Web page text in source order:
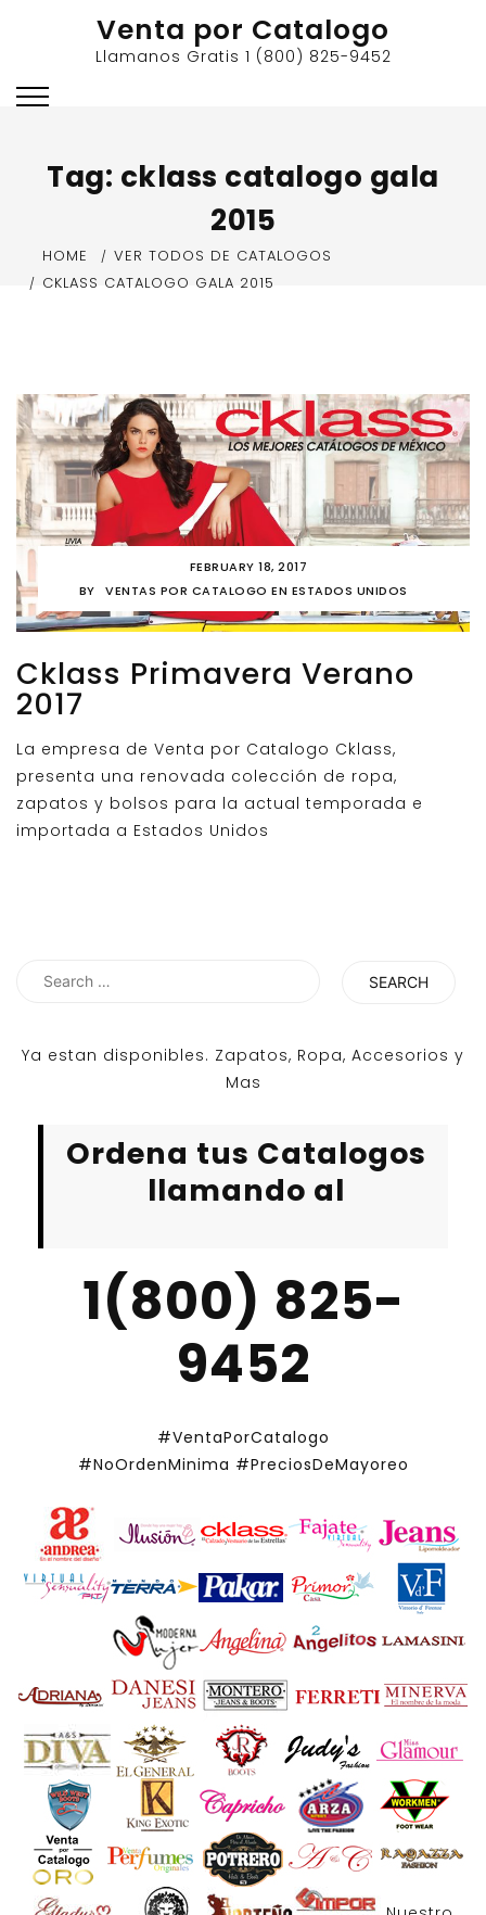
Venta por Catalogo
Llamanos Gratis 1 (800) 825-9452
Tag: cklass catalogo gala
2015
HOME
VER TODOS DE CATALOGOS
CKLASS CATALOGO GALA 2015
FEBRUARY 18, 2017
BY
VENTAS POR CATALOGO EN ESTADOS UNIDOS
Cklass Primavera Verano
2017
La empresa de Venta por Catalogo Cklass,
presenta una renovada colección de ropa,
zapatos y bolsos para la actual temporada e
importada a Estados Unidos
Search
Ya estan disponibles. Zapatos, Ropa, Accesorios y
Mas
Ordena tus Catalogos
llamando al
1(800) 825-
9452
#VentaPorCatalogo
#NoOrdenMinima #PreciosDeMayoreo